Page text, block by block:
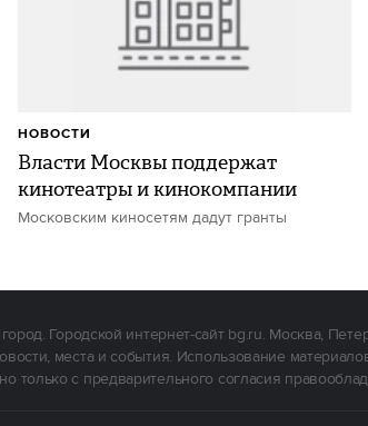
Власти Москвы поддержат
кинотеатры и кинокомпании
Московским киносетям дадут гранты
НОВОСТИ
Городской интернет-сайт bg.ru. Москва,
места и события. Использование
только с предварительного согласия